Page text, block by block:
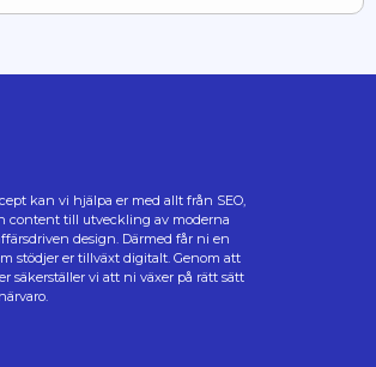
kan vi hjälpa er med allt från SEO,
content till utveckling av moderna
design. Därmed får ni en
stödjer er tillväxt digitalt. Genom att
säkerställer vi att ni växer på rätt sätt